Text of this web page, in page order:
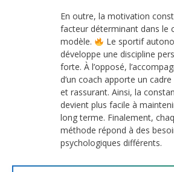
En outre, la motivation
facteur déterminant dans le
modèle.
Le sportif
développe une discipline
forte. À l’opposé,
d’un coach apporte un
et rassurant. Ainsi, la
devient plus facile à
long terme. Finalement,
méthode répond à des
psychologiques différents.